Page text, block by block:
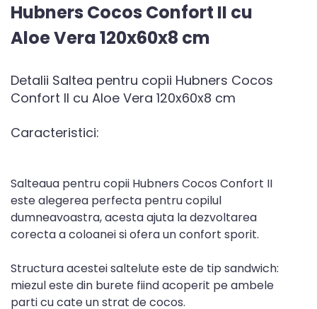
Hubners Cocos Confort II cu
Aloe Vera 120x60x8 cm
Detalii Saltea pentru copii Hubners Cocos
Confort II cu Aloe Vera 120x60x8 cm
Caracteristici:
Salteaua pentru copii Hubners Cocos Confort II
este alegerea perfecta pentru copilul
dumneavoastra, acesta ajuta la dezvoltarea
corecta a coloanei si ofera un confort sporit.
Structura acestei saltelute este de tip sandwich:
miezul este din burete fiind acoperit pe ambele
parti cu cate un strat de cocos.